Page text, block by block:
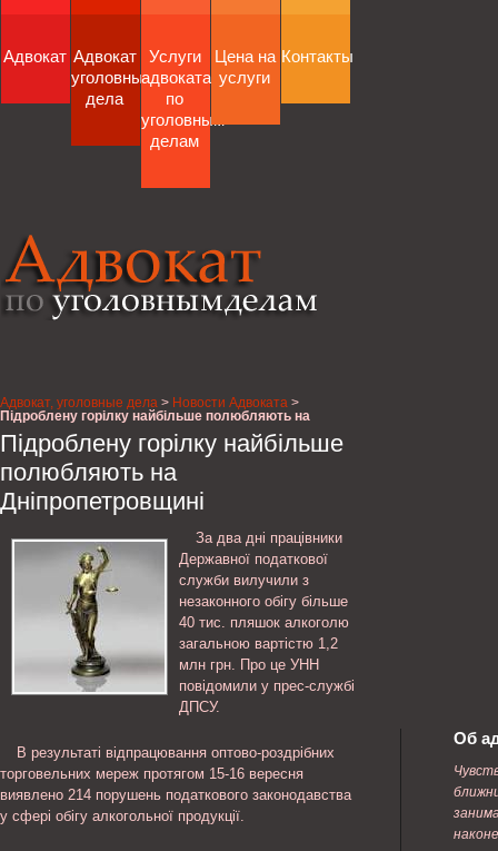
Адвокат Адвокат
уголовные
дела
Услуги
адвоката
по
уголовным
делам
Цена на
услуги
Контакты
Адвокат, уголовные дела > Новости Адвоката >
Підроблену горілку найбільше полюбляють на
Підроблену горілку найбільше
полюбляють на
Дніпропетровщині
За два дні працівники
Державної податкової
служби вилучили з
незаконного обігу більше
40 тис. пляшок алкоголю
загальною вартістю 1,2
млн грн. Про це УНН
повідомили у прес-службі
ДПСУ.
В результаті відпрацювання оптово-роздрібних
торговельних мереж протягом 15-16 вересня
виявлено 214 порушень податкового законодавства
у сфері обігу алкогольної продукції.
Об